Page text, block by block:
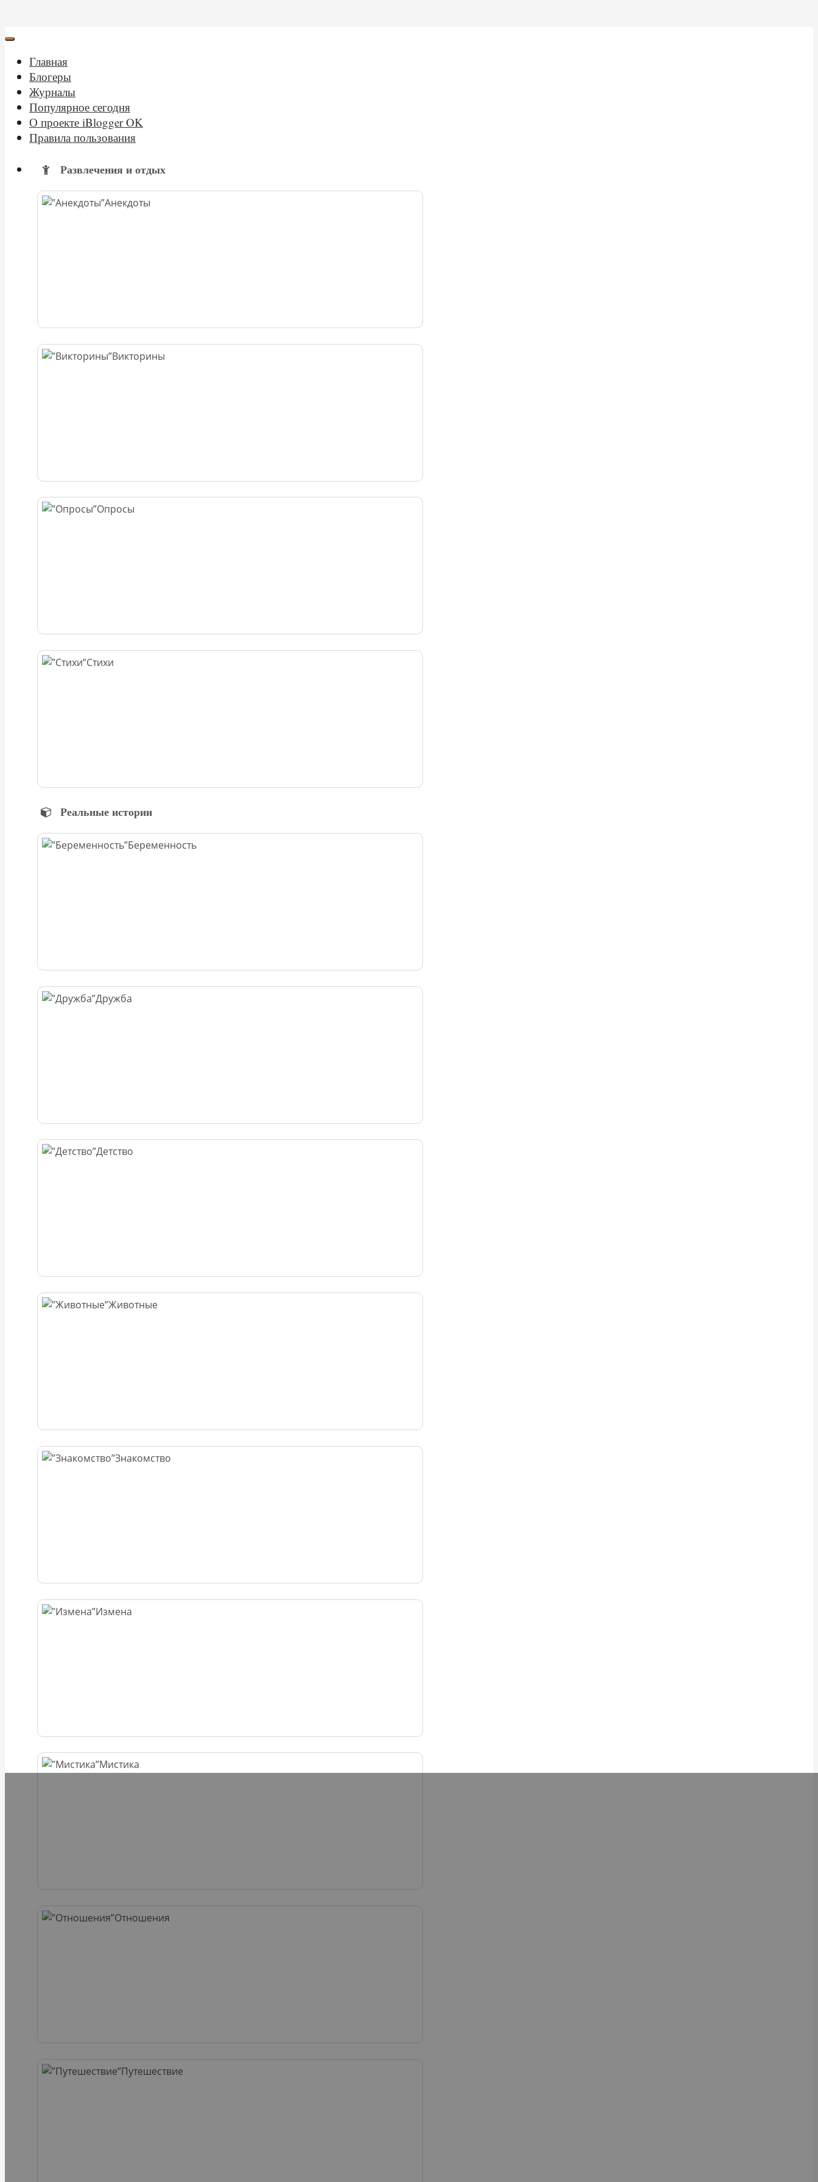
Главная
Блогеры
Журналы
Популярное сегодня
О проекте iBlogger OK
Правила пользования
Развлечения и отдых
Анекдоты
Викторины
Опросы
Стихи
Реальные истории
Беременность
Дружба
Детство
Животные
Знакомство
Измена
Мистика
Отношения
Путешествие